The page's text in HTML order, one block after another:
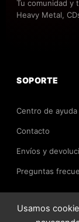
Tu comunidad y
Heavy Metal,
SOPORTE
Centro de ayuda
Contacto
Envíos y
Preguntas
2026
Usamos